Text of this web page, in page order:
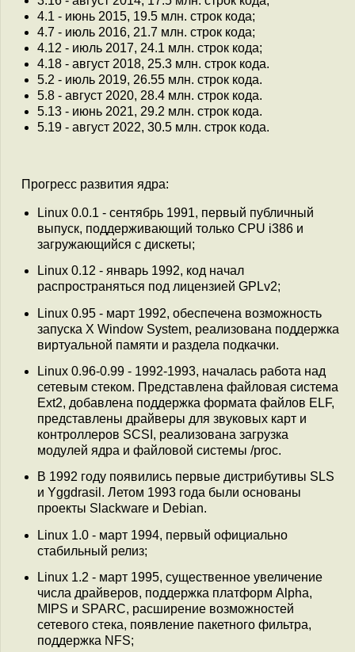
4.1 - июнь 2015, 19.5 млн. строк кода;
4.7 - июль 2016, 21.7 млн. строк кода;
4.12 - июль 2017, 24.1 млн. строк кода;
4.18 - август 2018, 25.3 млн. строк кода.
5.2 - июль 2019, 26.55 млн. строк кода.
5.8 - август 2020, 28.4 млн. строк кода.
5.13 - июнь 2021, 29.2 млн. строк кода.
5.19 - август 2022, 30.5 млн. строк кода.
Прогресс развития ядра:
Linux 0.0.1 - сентябрь 1991, первый публичный
выпуск, поддерживающий только CPU i386 и
загружающийся с дискеты;
Linux 0.12 - январь 1992, код начал
распространяться под лицензией GPLv2;
Linux 0.95 - март 1992, обеспечена возможность
запуска X Window System, реализована поддержка
виртуальной памяти и раздела подкачки.
Linux 0.96-0.99 - 1992-1993, началась работа над
сетевым стеком. Представлена файловая система
Ext2, добавлена поддержка формата файлов ELF,
представлены драйверы для звуковых карт и
контроллеров SCSI, реализована загрузка
модулей ядра и файловой системы /proc.
В 1992 году появились первые дистрибутивы SLS
и Yggdrasil. Летом 1993 года были основаны
проекты Slackware и Debian.
Linux 1.0 - март 1994, первый официально
стабильный релиз;
Linux 1.2 - март 1995, существенное увеличение
числа драйверов, поддержка платформ Alpha,
MIPS и SPARC, расширение возможностей
сетевого стека, появление пакетного фильтра,
поддержка NFS;